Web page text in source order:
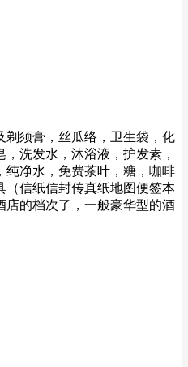
剃须膏，丝瓜络，卫生袋，化
洗发水，沐浴液，护发素，
纯净水，免费茶叶，糖，咖啡
（信纸信封传真纸地图便签本
店的档次了，一般豪华型的酒